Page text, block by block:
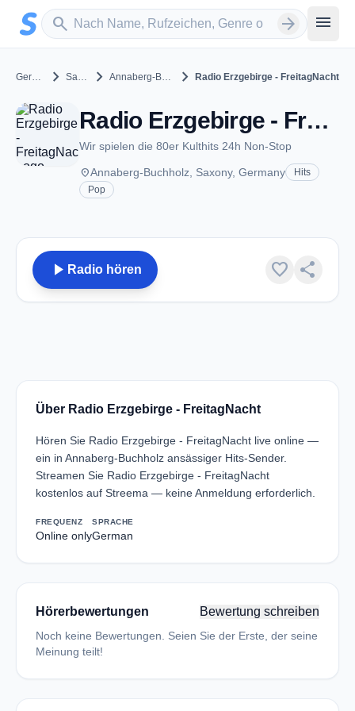
Zum Hauptinhalt springen
search
Sender suchen arrow_forward menu
Germany chevron_right Saxony chevron_right Annaberg-Buchholz chevron_right Radio Erzgebirge - FreitagNacht
Radio Erzgebirge - FreitagNacht - Annaberg-Buchholz
Wir spielen die 80er Kulthits 24h Non-Stop
placeAnnaberg-Buchholz, Saxony, Germany
Hits
Pop
play_arrow Radio hören favorite share
Über Radio Erzgebirge - FreitagNacht
Hören Sie Radio Erzgebirge - FreitagNacht live online —
ein in Annaberg-Buchholz ansässiger Hits-Sender.
Streamen Sie Radio Erzgebirge - FreitagNacht
kostenlos auf Streema — keine Anmeldung erforderlich.
FREQUENZ
Online only
SPRACHE
German
Hörerbewertungen Bewertung schreiben
Noch keine Bewertungen. Seien Sie der Erste, der seine
Meinung teilt!